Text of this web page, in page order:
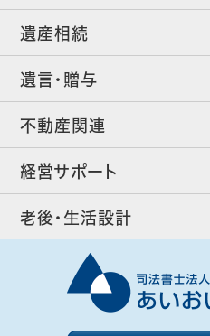
遺産相続
遺言・贈与
不動産関連
経営サポート
老後・生活設計